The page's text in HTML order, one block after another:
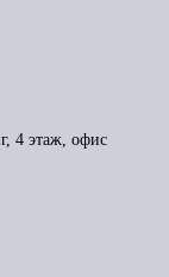
4 этаж, офис